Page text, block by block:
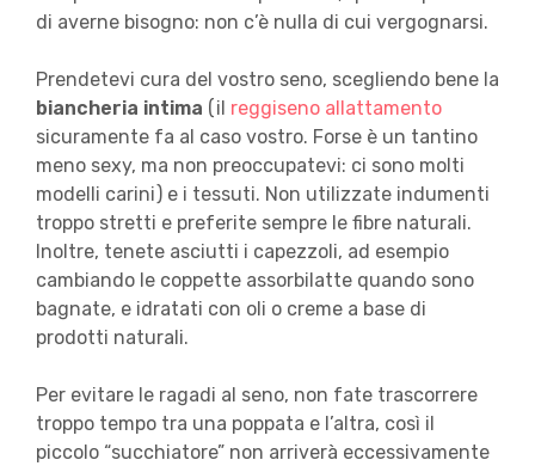
di averne bisogno: non c’è nulla di cui vergognarsi.
Prendetevi cura del vostro seno, scegliendo bene la
biancheria intima (il reggiseno allattamento
sicuramente fa al caso vostro. Forse è un tantino
meno sexy, ma non preoccupatevi: ci sono molti
modelli carini) e i tessuti. Non utilizzate indumenti
troppo stretti e preferite sempre le fibre naturali.
Inoltre, tenete asciutti i capezzoli, ad esempio
cambiando le coppette assorbilatte quando sono
bagnate, e idratati con oli o creme a base di
prodotti naturali.
Per evitare le ragadi al seno, non fate trascorrere
troppo tempo tra una poppata e l’altra, così il
piccolo “succhiatore” non arriverà eccessivamente